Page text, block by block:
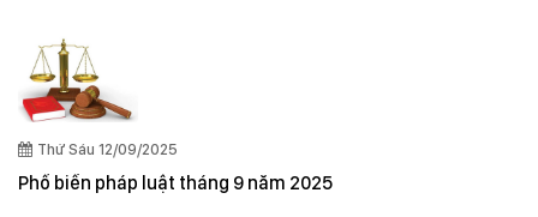
Thứ Sáu 12/09/2025
Phổ biến pháp luật tháng 9 năm 2025